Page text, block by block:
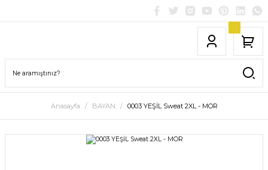
Anasayfa BAYAN 0003 YEŞİL Sweat 2XL - MOR